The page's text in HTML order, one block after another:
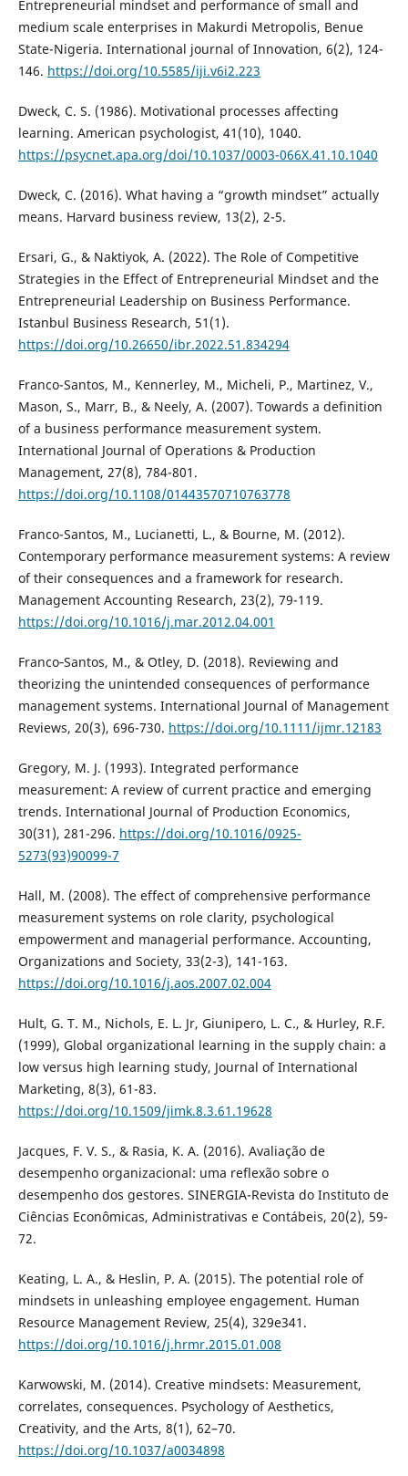
Entrepreneurial mindset and performance of small and
medium scale enterprises in Makurdi Metropolis, Benue
State-Nigeria. International journal of Innovation, 6(2), 124-
146. https://doi.org/10.5585/iji.v6i2.223
Dweck, C. S. (1986). Motivational processes affecting
learning. American psychologist, 41(10), 1040.
https://psycnet.apa.org/doi/10.1037/0003-066X.41.10.1040
Dweck, C. (2016). What having a “growth mindset” actually
means. Harvard business review, 13(2), 2-5.
Ersari, G., & Naktiyok, A. (2022). The Role of Competitive
Strategies in the Effect of Entrepreneurial Mindset and the
Entrepreneurial Leadership on Business Performance.
Istanbul Business Research, 51(1).
https://doi.org/10.26650/ibr.2022.51.834294
Franco-Santos, M., Kennerley, M., Micheli, P., Martinez, V.,
Mason, S., Marr, B., & Neely, A. (2007). Towards a definition
of a business performance measurement system.
International Journal of Operations & Production
Management, 27(8), 784-801.
https://doi.org/10.1108/01443570710763778
Franco-Santos, M., Lucianetti, L., & Bourne, M. (2012).
Contemporary performance measurement systems: A review
of their consequences and a framework for research.
Management Accounting Research, 23(2), 79-119.
https://doi.org/10.1016/j.mar.2012.04.001
Franco‐Santos, M., & Otley, D. (2018). Reviewing and
theorizing the unintended consequences of performance
management systems. International Journal of Management
Reviews, 20(3), 696-730. https://doi.org/10.1111/ijmr.12183
Gregory, M. J. (1993). Integrated performance
measurement: A review of current practice and emerging
trends. International Journal of Production Economics,
30(31), 281-296. https://doi.org/10.1016/0925-
5273(93)90099-7
Hall, M. (2008). The effect of comprehensive performance
measurement systems on role clarity, psychological
empowerment and managerial performance. Accounting,
Organizations and Society, 33(2-3), 141-163.
https://doi.org/10.1016/j.aos.2007.02.004
Hult, G. T. M., Nichols, E. L. Jr, Giunipero, L. C., & Hurley, R.F.
(1999), Global organizational learning in the supply chain: a
low versus high learning study, Journal of International
Marketing, 8(3), 61-83.
https://doi.org/10.1509/jimk.8.3.61.19628
Jacques, F. V. S., & Rasia, K. A. (2016). Avaliação de
desempenho organizacional: uma reflexão sobre o
desempenho dos gestores. SINERGIA-Revista do Instituto de
Ciências Econômicas, Administrativas e Contábeis, 20(2), 59-
72.
Keating, L. A., & Heslin, P. A. (2015). The potential role of
mindsets in unleashing employee engagement. Human
Resource Management Review, 25(4), 329e341.
https://doi.org/10.1016/j.hrmr.2015.01.008
Karwowski, M. (2014). Creative mindsets: Measurement,
correlates, consequences. Psychology of Aesthetics,
Creativity, and the Arts, 8(1), 62–70.
https://doi.org/10.1037/a0034898